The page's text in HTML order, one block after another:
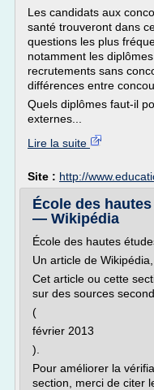
Les candidats aux
santé trouveront dans
questions les plus
notamment les
recrutements sans
différences entre
Quels diplômes faut-il
externes...
Lire la suite
Site : http://
École des
— Wikipédia
École des hautes
Un article de
Cet article ou cette
sur des sources
(
février 2013
).
Pour améliorer la
section, merci de citer